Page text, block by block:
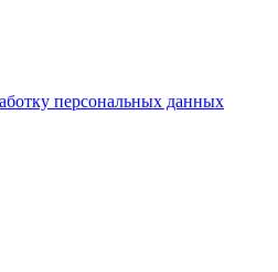
персональных данных